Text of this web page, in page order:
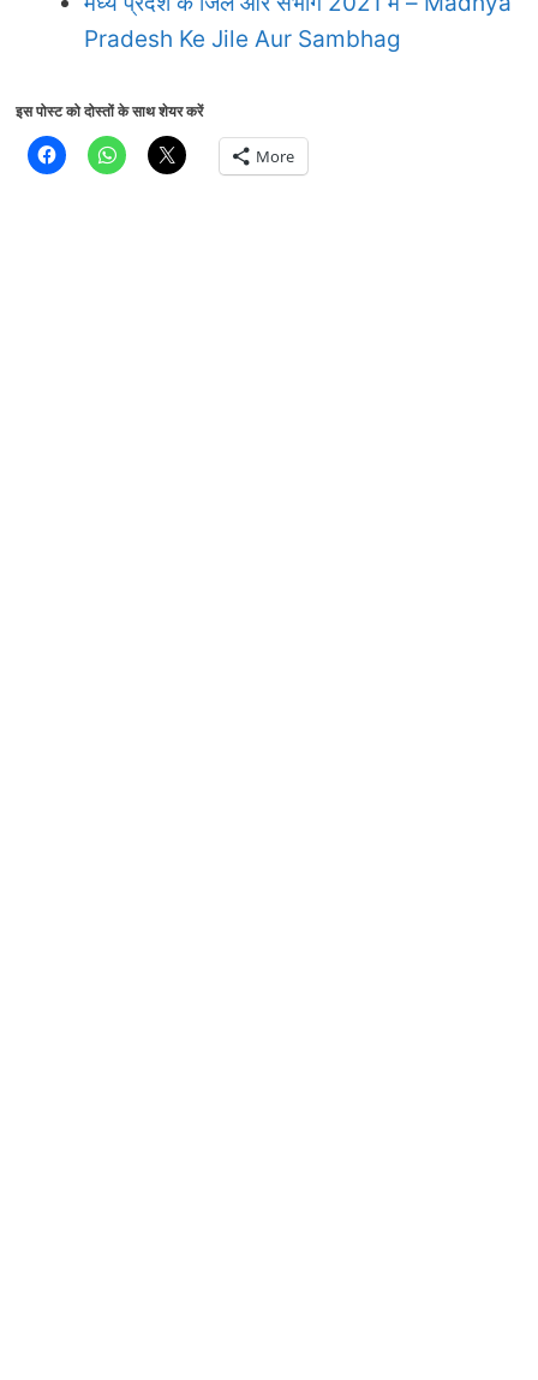
Pradesh Ke Jile Aur Sambhag
इस पोस्ट को दोस्तों के साथ शेयर करें
More